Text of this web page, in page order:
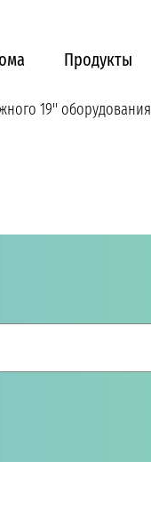
Продукты
19'' оборудования